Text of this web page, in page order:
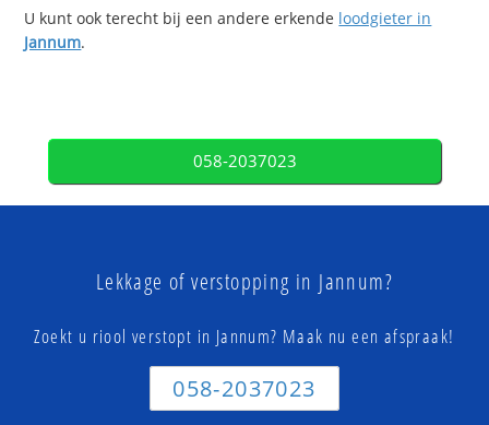
U kunt ook terecht bij een andere erkende loodgieter in
Jannum.
058-2037023
Lekkage of verstopping in Jannum?
Zoekt u riool verstopt in Jannum? Maak nu een afspraak!
058-2037023